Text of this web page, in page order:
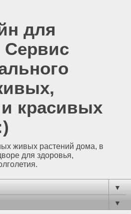
для
Сервис
красивых
живых растений дома, в
для здоровья,
▼
▼